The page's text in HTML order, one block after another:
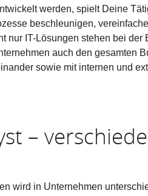
werden, spielt Deine
beschleunigen,
nur IT-Lösungen stehen bei
auch den gesamten
sowie mit internen und
–
wird in Unternehmen